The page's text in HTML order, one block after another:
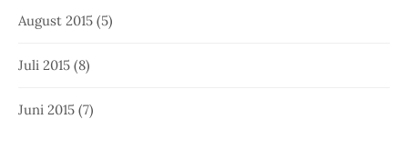
August 2015 (5)
Juli 2015 (8)
Juni 2015 (7)